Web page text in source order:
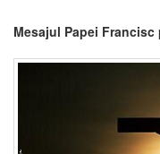
Mesajul Papei